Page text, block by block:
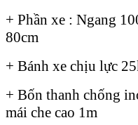
+ Phần xe : Ngang
80cm
+ Bánh xe chịu lực
+ Bốn thanh chống
mái che cao 1m